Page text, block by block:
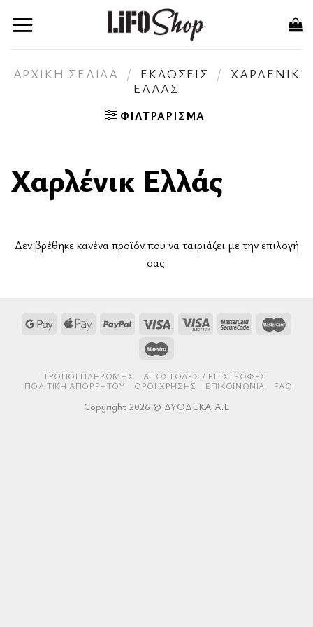
ΑΡΧΙΚΉ ΣΕΛΊΔΑ / ΕΚΔΌΣΕΙΣ /
ΧΑΡΛΈΝΙΚ
ΕΛΛΆΣ
ΦΙΛΤΡΆΡΙΣΜΑ
Χαρλένικ Ελλάς
Δεν βρέθηκε κανένα προϊόν που να ταιριάζει με την επιλογή
σας.
ΤΡΌΠΟΙ ΠΛΗΡΩΜΉΣ
AΠΟΣΤΟΛΈΣ / ΕΠΙΣΤΡΟΦΈΣ
ΠΟΛΙΤΙΚΉ ΑΠΟΡΡΉΤΟΥ
ΌΡΟΙ ΧΡΉΣΗΣ ΕΠΙΚΟΙΝΩΝΊΑ FAQ
Copyright 2026 © ΔΥΟΔΕΚΑ Α.Ε